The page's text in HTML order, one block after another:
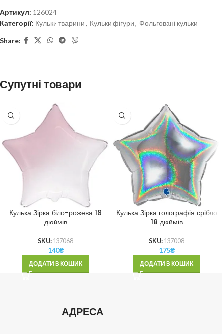
Артикул: 126024
Категорії: Кульки тварини, Кульки фігури, Фольговані кульки
Share:
Супутні товари
Кулька Зірка біло-рожева 18
дюймів
SKU: 137068
140₴
ДОДАТИ В КОШИК
Кулька Зірка голографія срібло
18 дюймів
SKU: 137008
175₴
ДОДАТИ В КОШИК
АДРЕСА